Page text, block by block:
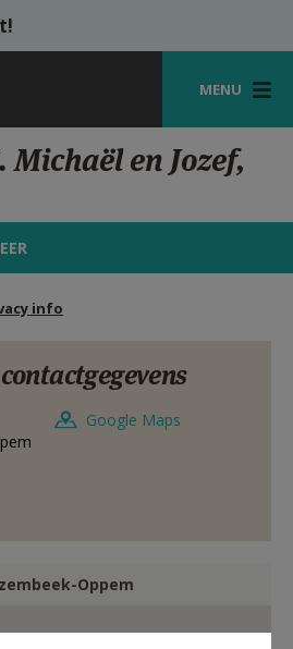
gaan
MENU
REGISTREREN
Michaël en Jozef,
info
Google Maps
Oppem